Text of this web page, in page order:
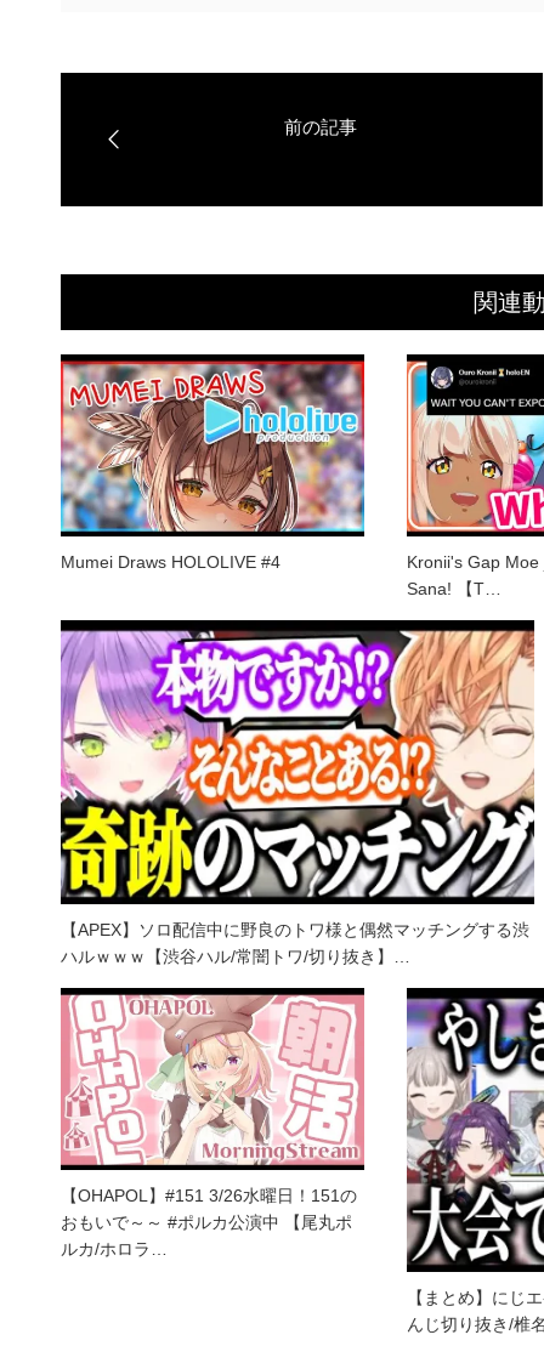
関連
Mumei Draws HOLOLIVE #4
Kronii's Gap
Sana! 【T…
【APEX】ソロ配信中に野良のトワ様と偶然マッチングする渋
ハルｗｗｗ【渋谷ハル/常闇トワ/切り抜き】…
【OHAPOL】#151 3/26水曜日！151の
おもいで～～ #ポルカ公演中 【尾丸ポ
ルカ/ホロラ…
【まとめ】にじ
んじ切り抜き/椎